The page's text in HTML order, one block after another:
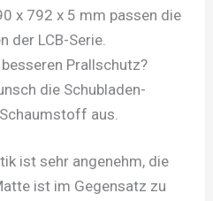
x 792 x 5 mm passen die
der LCB-Serie.
Prallschutz?
die Schubladen-
aus.
ist sehr angenehm, die
ist im Gegensatz zu